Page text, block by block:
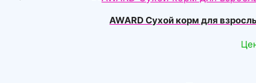
AWARD Сухой корм для